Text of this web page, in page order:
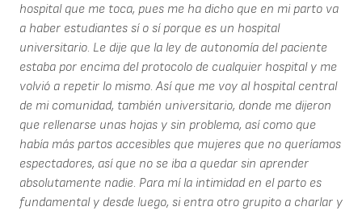
hospital que me toca, pues me ha dicho que en mi parto va
a haber estudiantes sí o sí porque es un hospital
universitario. Le dije que la ley de autonomía del paciente
estaba por encima del protocolo de cualquier hospital y me
volvió a repetir lo mismo. Así que me voy al hospital central
de mi comunidad, también universitario, donde me dijeron
que rellenarse unas hojas y sin problema, así como que
había más partos accesibles que mujeres que no queríamos
espectadores, así que no se iba a quedar sin aprender
absolutamente nadie. Para mí la intimidad en el parto es
fundamental y desde luego, si entra otro grupito a charlar y